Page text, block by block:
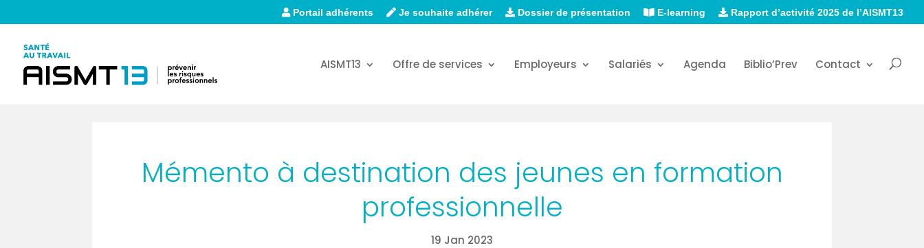
Portail adhérents Je souhaite adhérer Dossier de présentation E-learning Rapport d’activité 2025 de l’AISMT13
AISMT13 Offre de services Employeurs Salariés Agenda Biblio’Prev Contact
Mémento à destination des jeunes en formation
professionnelle
19 Jan 2023